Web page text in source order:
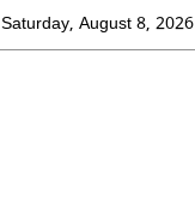
Saturday, August 8, 2026